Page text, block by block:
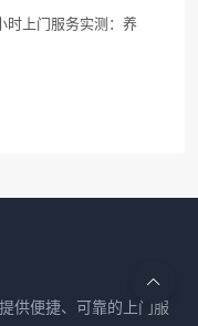
时上门服务实测：养
供便捷、可靠的上门服